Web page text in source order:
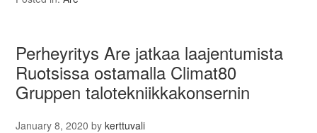
Perheyritys Are jatkaa laajentumista
Ruotsissa ostamalla Climat80
Gruppen talotekniikkakonsernin
January 8, 2020 bykerttuvali